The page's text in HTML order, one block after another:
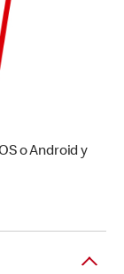
o Android y